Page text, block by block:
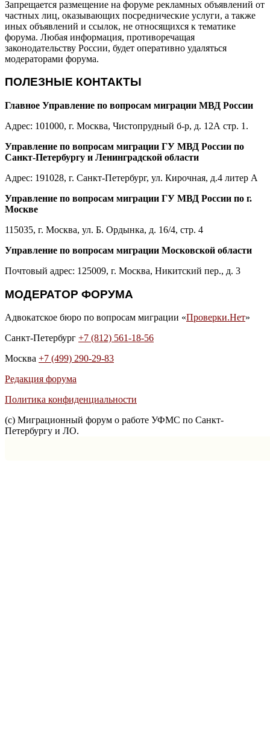
Запрещается размещение на форуме рекламных объявлений от
частных лиц, оказывающих посреднические услуги, а также
иных объявлений и ссылок, не относящихся к тематике
форума. Любая информация, противоречащая
законодательству России, будет оперативно удаляться
модераторами форума.
ПОЛЕЗНЫЕ КОНТАКТЫ
Главное Управление по вопросам миграции МВД России
Адрес: 101000, г. Москва, Чистопрудный б-р, д. 12А стр. 1.
Управление по вопросам миграции ГУ МВД России по
Санкт-Петербургу и Ленинградской области
Адрес: 191028, г. Санкт-Петербург, ул. Кирочная, д.4 литер А
Управление по вопросам миграции ГУ МВД России по г.
Москве
115035, г. Москва, ул. Б. Ордынка, д. 16/4, стр. 4
Управление по вопросам миграции Московской области
Почтовый адрес: 125009, г. Москва, Никитский пер., д. 3
МОДЕРАТОР ФОРУМА
Адвокатское бюро по вопросам миграции «Проверки.Нет»
Санкт-Петербург +7 (812) 561-18-56
Москва +7 (499) 290-29-83
Редакция форума
Политика конфиденциальности
(с) Миграционный форум о работе УФМС по Санкт-
Петербургу и ЛО.